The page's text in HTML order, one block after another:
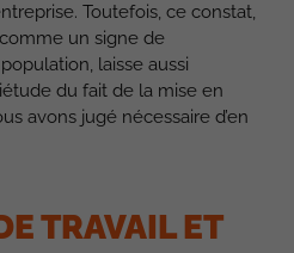
Toutefois, ce constat,
un signe de
laisse aussi
du fait de la mise en
avons jugé nécessaire d’en
TRAVAIL ET